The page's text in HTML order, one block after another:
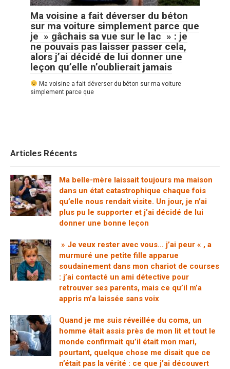
Ma voisine a fait déverser du béton
sur ma voiture simplement parce que
je » gâchais sa vue sur le lac » : je
ne pouvais pas laisser passer cela,
alors j’ai décidé de lui donner une
leçon qu’elle n’oublierait jamais
Ma voisine a fait déverser du béton sur ma voiture
simplement parce que
Articles Récents
Ma belle-mère laissait toujours ma maison
dans un état catastrophique chaque fois
qu’elle nous rendait visite. Un jour, je n’ai
plus pu le supporter et j’ai décidé de lui
donner une bonne leçon
» Je veux rester avec vous… j’ai peur « , a
murmuré une petite fille apparue
soudainement dans mon chariot de courses
: j’ai contacté un ami détective pour
retrouver ses parents, mais ce qu’il m’a
appris m’a laissée sans voix
Quand je me suis réveillée du coma, un
homme était assis près de mon lit et tout le
monde confirmait qu’il était mon mari,
pourtant, quelque chose me disait que ce
n’était pas la vérité : ce que j’ai découvert